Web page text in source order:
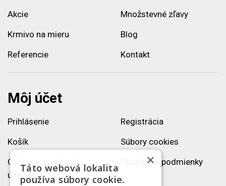
Akcie
Množstevné zľavy
Krmivo na mieru
Blog
Referencie
Kontakt
Môj účet
Prihlásenie
Registrácia
Košík
Súbory cookies
Ochrana osobných
údajov
Obchodné podmienky
×
Táto webová lokalita
používa súbory cookie.